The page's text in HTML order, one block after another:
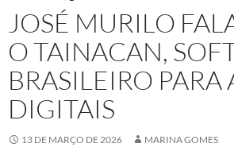
JOSÉ MURILO
O TAINACAN,
BRASILEIRO PARA
DIGITAIS
13 DE MARÇO DE 2026 MARINA GOMES